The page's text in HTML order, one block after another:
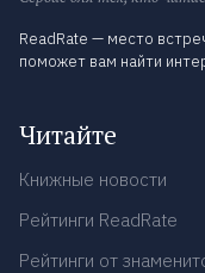
ReadRate — место
поможет вам найти
Читайте
Книжные новости
Рейтинги ReadRate
Рейтинги от